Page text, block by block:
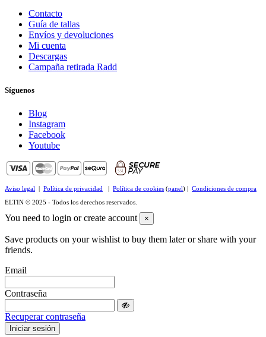
Contacto
Guía de tallas
Envíos y devoluciones
Mi cuenta
Descargas
Campaña retirada Radd
Síguenos
Blog
Instagram
Facebook
Youtube
Aviso legal Política de privacidad Política de cookies (panel) | Condiciones de compra
ELTIN © 2025 - Todos los derechos reservados.
You need to login or create account ×
Save products on your wishlist to buy them later or share with your
friends.
Email
Contraseña
Recuperar contraseña
Iniciar sesión